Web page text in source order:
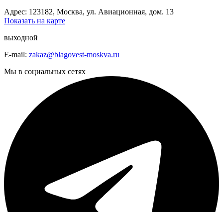
Адрес: 123182, Москва, ул. Авиационная, дом. 13
Показать на карте
выходной
E-mail: zakaz@blagovest-moskva.ru
Мы в социальных сетях